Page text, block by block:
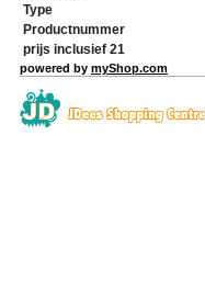
Type
Productnummer
prijs inclusief 21
powered by myShop.com